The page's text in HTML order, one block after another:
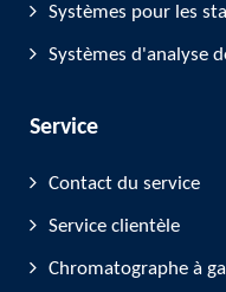
Systèmes pour les
Systèmes d'analyse
Service
Contact du service
Service clientèle
Chromatographe à